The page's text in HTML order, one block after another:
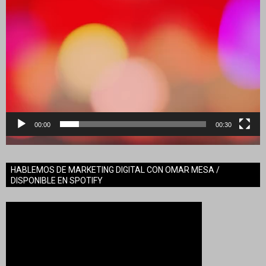
00:00 00:30
HABLEMOS DE MARKETING DIGITAL CON OMAR MESA /
DISPONIBLE EN SPOTIFY